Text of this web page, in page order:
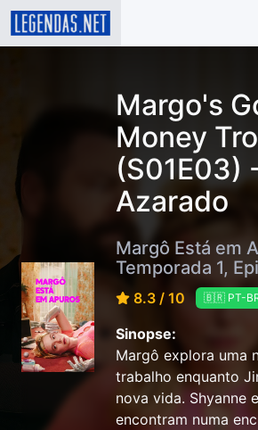
Margo's
Money
(S01E03)
Azarado
Margô Está em
Temporada 1,
8.3 / 10 🇧🇷 PT-
Sinopse:
Margô explora uma
trabalho enquanto
nova vida. Shyanne
encontram numa